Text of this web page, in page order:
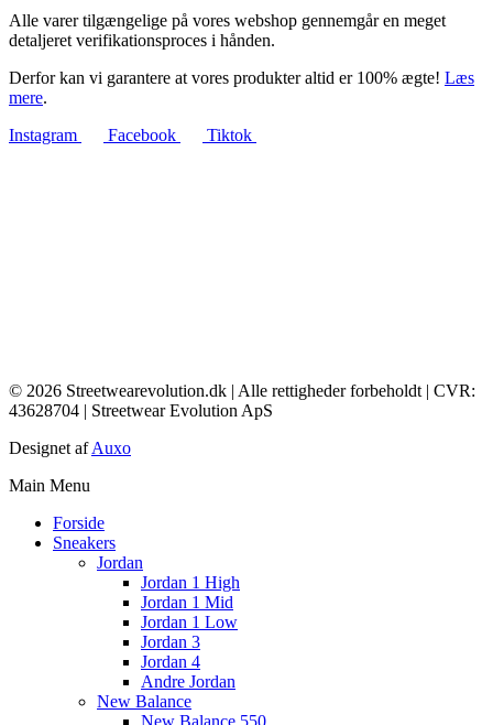
Alle varer tilgængelige på vores webshop gennemgår en meget
detaljeret verifikationsproces i hånden.
Derfor kan vi garantere at vores produkter altid er 100% ægte! Læs
mere.
Instagram
Facebook Tiktok
© 2026 Streetwearevolution.dk | Alle rettigheder forbeholdt | CVR:
43628704 | Streetwear Evolution ApS
Designet afAuxo
Main Menu
Forside
Sneakers
Jordan
Jordan 1 High
Jordan 1 Mid
Jordan 1 Low
Jordan 3
Jordan 4
Andre Jordan
New Balance
New Balance 550